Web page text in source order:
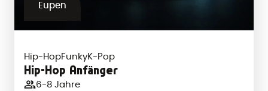
Eupen
Hip-HopFunkyK-Pop
Hip-Hop Anfänger
6-8 Jahre